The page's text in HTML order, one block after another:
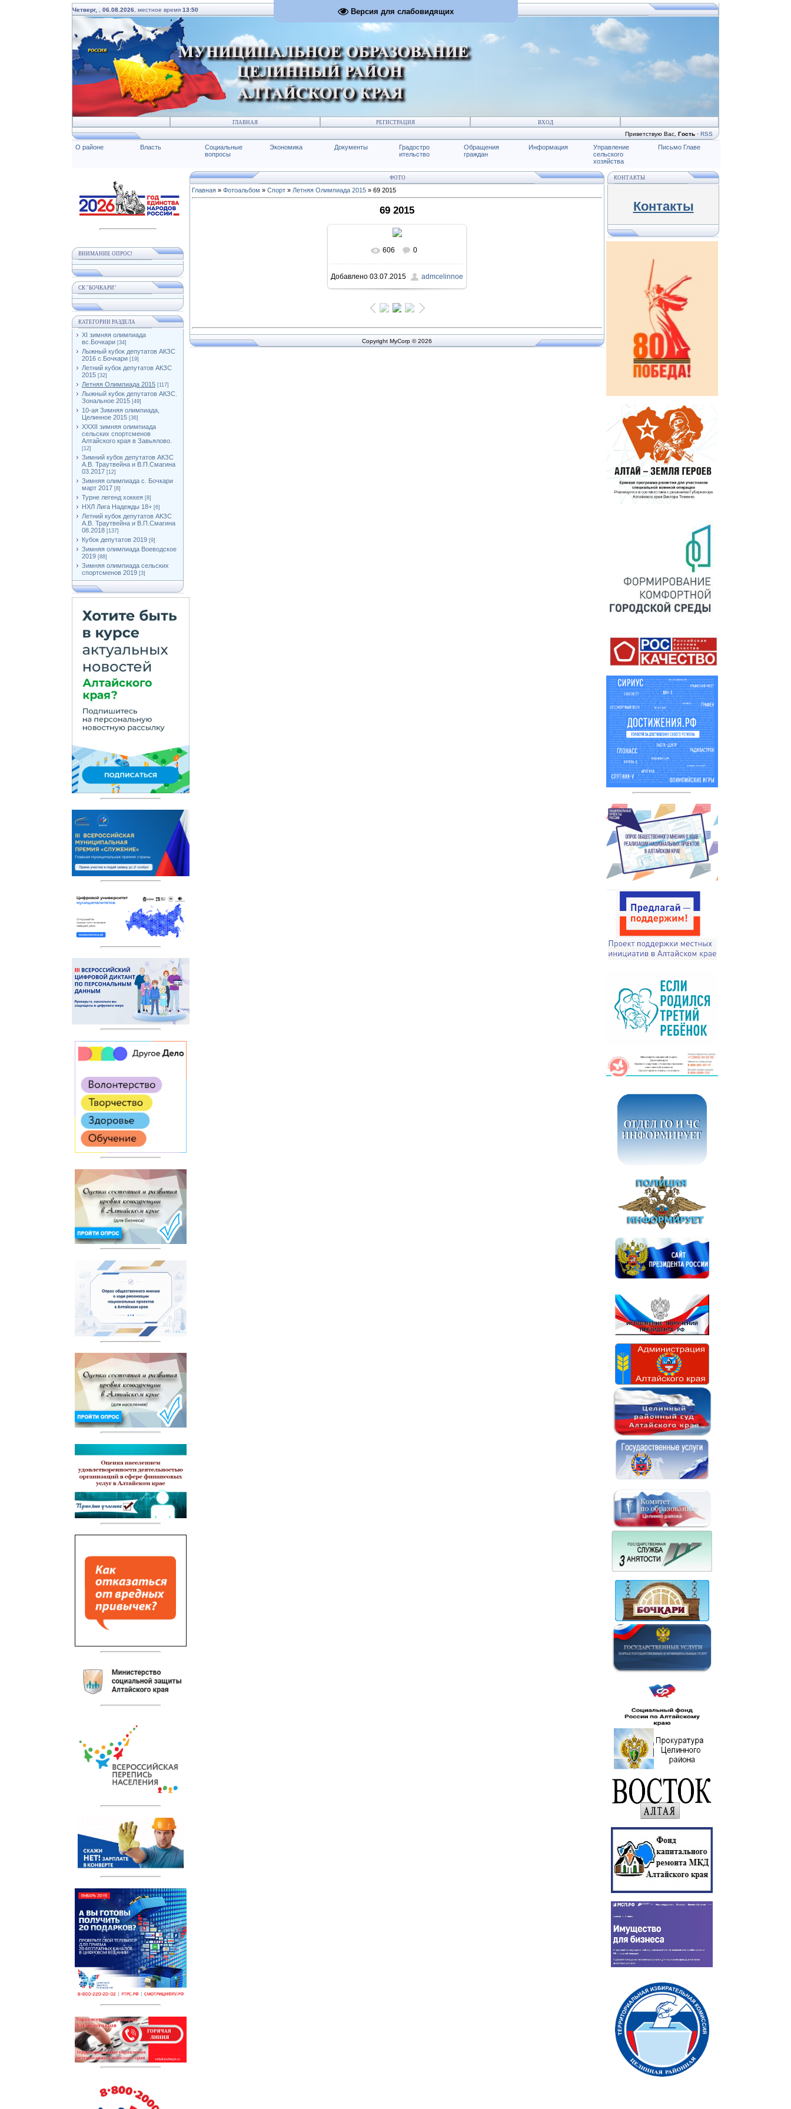
Версия для слабовидящих
Четверг, 06.08.2026 , местное время 13:50
ГЛАВНАЯ РЕГИСТРАЦИЯ ВХОД
Приветствую Вас Гость · RSS
О районе Власть
Социальные
вопросы
Экономика Документы
Градостро
ительство
Обращения
граждан
Информация
Управление
сельского
хозяйства
Письмо Главе
ВНИМАНИЕ ОПРОС!
СК "БОЧКАРИ"
КАТЕГОРИИ РАЗДЕЛА
XI зимняя олимпиада
вс.Бочкари [34]
Лыжный кубок депутатов АКЗС
2016 с.Бочкари [19]
Летний кубок депутатов АКЗС
2015 [32]
Летняя Олимпиада 2015 [117]
Лыжный кубок депутатов АКЗС.
Зональное 2015 [49]
10-ая Зимняя олимпиада,
Целинное 2015 [36]
XXXII зимняя олимпиада
сельских спортсменов
Алтайского края в Завьялово.
[12]
Зимний кубок депутатов АКЗС
А.В. Траутвейна и В.П.Смагина
03.2017 [12]
Зимняя олимпиада с. Бочкари
март 2017 [8]
Турне легенд хоккея [8]
НХЛ Лига Надежды 18+ [6]
Летний кубок депутатов АКЗС
А.В. Траутвейна и В.П.Смагина
08.2018 [137]
Кубок депутатов 2019 [9]
Зимняя олимпиада Воеводское
2019 [88]
Зимняя олимпиада сельских
спортсменов 2019 [3]
ФОТО
Главная » Фотоальбом » Спорт » Летняя Олимпиада 2015 » 69 2015
69 2015
В реальном размере
158.2Kb
606 0
Добавлено 03.07.2015 admcelinnoe
Copyright MyCorp © 2026
КОНТАКТЫ
Контакты